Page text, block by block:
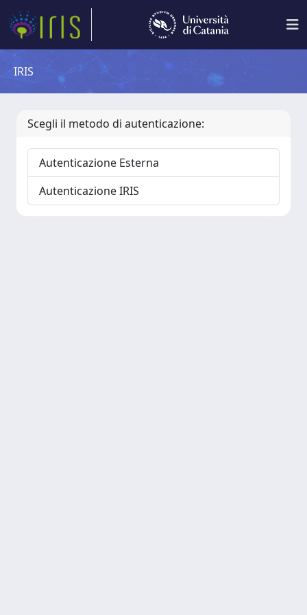
IRIS
Scegli il metodo di autenticazione:
Autenticazione Esterna
Autenticazione IRIS